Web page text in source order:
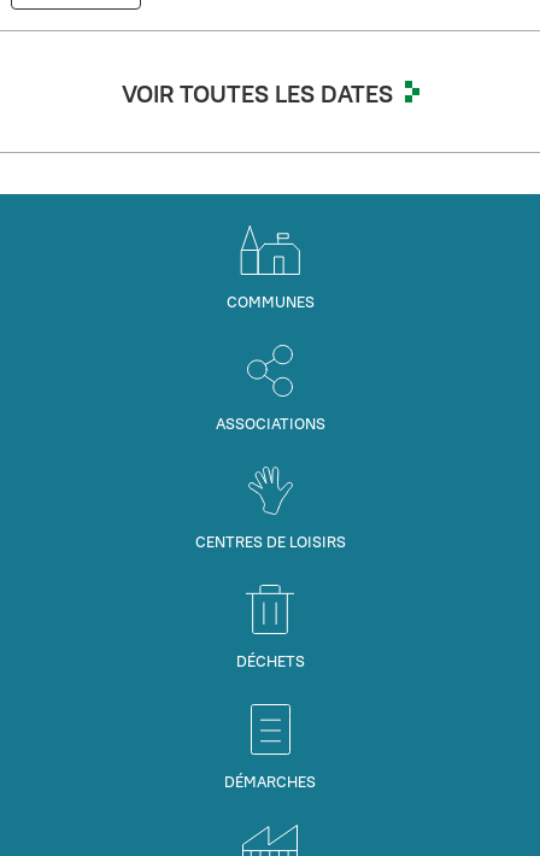
VOIR TOUTES LES DATES
COMMUNES
ASSOCIATIONS
CENTRES DE LOISIRS
DÉCHETS
DÉMARCHES